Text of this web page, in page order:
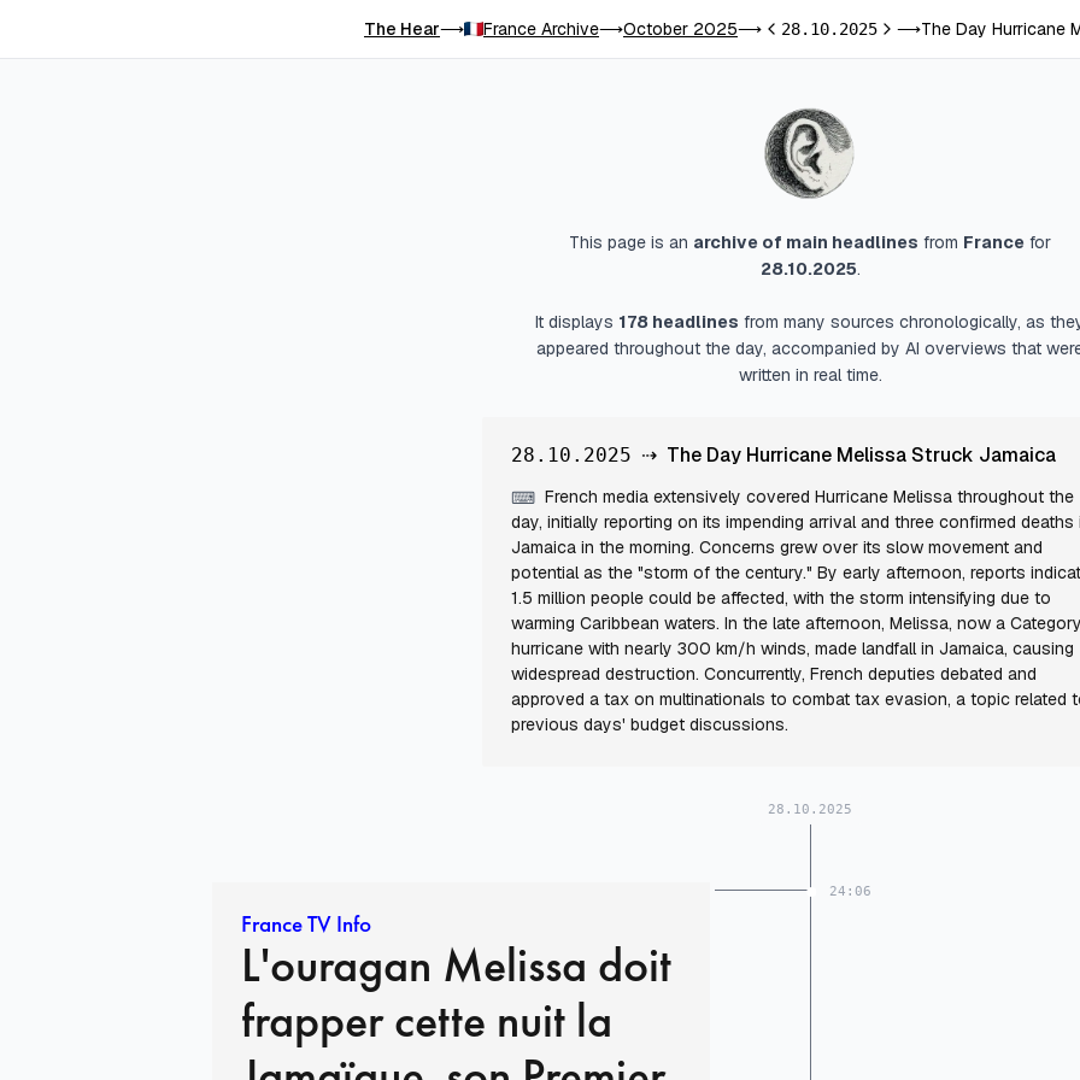
The Hear⟶ France Archive⟶October 2025⟶Previous day
28.10.2025Next day
⟶The Day Hurricane
This page is an archive of main headlines from France for
28.10.2025.
It displays 178 headlines from many sources chronologically, as
appeared throughout the day, accompanied by AI overviews that
written in real time.
28.10.2025 ⇢ The Day Hurricane Melissa Struck Jamaica
⌨ French media extensively covered Hurricane Melissa throughout the
day, initially reporting on its impending arrival and three confirmed deaths
Jamaica in the morning. Concerns grew over its slow movement and
potential as the "storm of the century." By early afternoon, reports
1.5 million people could be affected, with the storm intensifying due to
warming Caribbean waters. In the late afternoon, Melissa, now a
hurricane with nearly 300 km/h winds, made landfall in Jamaica, causing
widespread destruction. Concurrently, French deputies debated and
approved a tax on multinationals to combat tax evasion, a topic related
previous days' budget discussions.
28.10.2025
24:06
France TV Info
L'ouragan Melissa doit
frapper cette nuit la